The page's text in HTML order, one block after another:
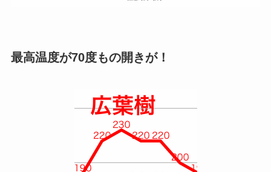
最高温度が70度もの開きが！